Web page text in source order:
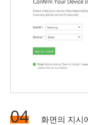
04
화면의 지시